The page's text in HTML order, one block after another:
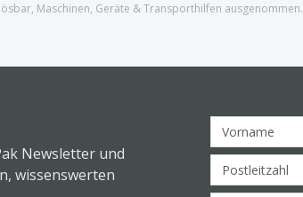
Maschinen, Geräte & Transporthilfen ausgenommen.
Newsletter und
wissenswerten